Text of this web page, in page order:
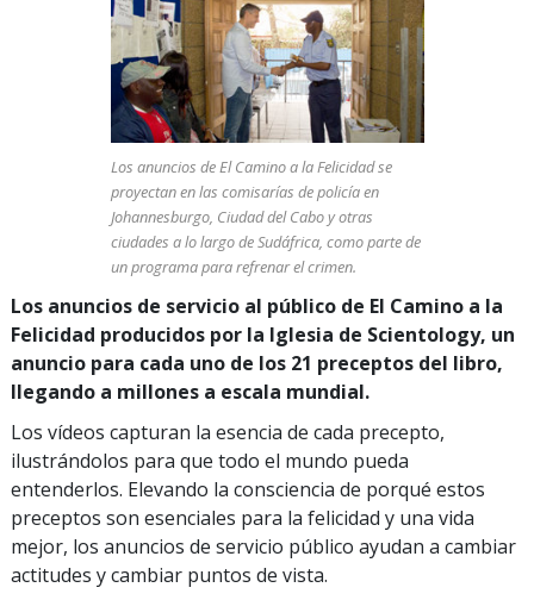
Los anuncios de El Camino a la Felicidadse
proyectan en las comisarías de policía en
Johannesburgo, Ciudad del Cabo y otras
ciudades a lo largo de Sudáfrica, como parte de
un programa para refrenar el crimen.
Los anuncios de servicio al público de El Camino a la
Felicidad producidos por la Iglesia de Scientology, un
anuncio para cada uno de los 21 preceptos del libro,
llegando a millones a escala mundial.
Los vídeos capturan la esencia de cada precepto,
ilustrándolos para que todo el mundo pueda
entenderlos. Elevando la consciencia de porqué estos
preceptos son esenciales para la felicidad y una vida
mejor, los anuncios de servicio público ayudan a cambiar
actitudes y cambiar puntos de vista.